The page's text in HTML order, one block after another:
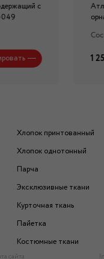
с
1
Хлопок принтованный
Хлопок однотонный
Парча
Эксклюзивные ткани
Курточная ткань
Пайетка
Костюмные ткани
сайта